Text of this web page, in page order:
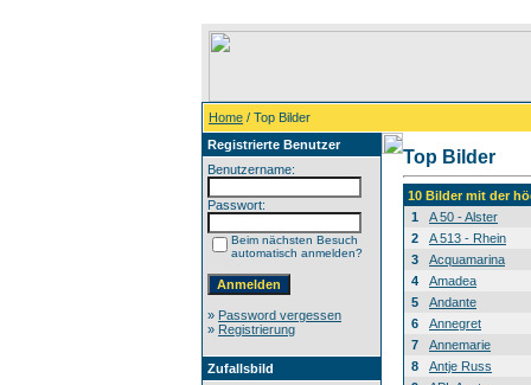
Home / Top Bilder
Registrierte Benutzer
Benutzername:
Passwort:
Beim nächsten Besuch
automatisch anmelden?
» Password vergessen
» Registrierung
Zufallsbild
Top Bilder
10 Bilder mit der
1
A 50 - Alster
2
A 513 - Rhein
3
Acquamarina
4
Amadea
5
Andante
6
Annegret
7
Annemarie
8
Antje Russ